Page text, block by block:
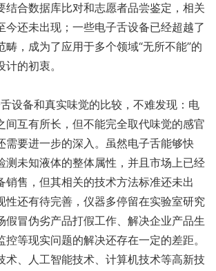
结合数据库比对和志愿者品尝鉴定，相关
今还未出现；一些电子舌设备已经超越了
畴，成为了应用于多个领域“无所不能”的
的初衷。
备和真实味觉的比较，不难发现：电
间互有所长，但不能完全取代味觉的感官
需要进一步的深入。虽然电子舌能够快
测未知液体的整体属性，并且市场上已经
销售，但其相关的技术方法标准还未出
性还有待完善，仪器多停留在实验室研究
假冒伪劣产品打假工作、解决企业产品生
控等现实问题的解决还存在一定的差距。
术、人工智能技术、计算机技术等高新技